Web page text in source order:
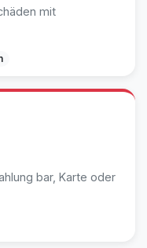
mit
bar, Karte oder